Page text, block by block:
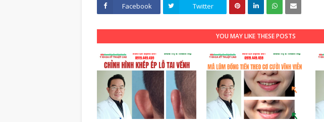
Facebook Twitter
YOU MAY LIKE THESE POSTS